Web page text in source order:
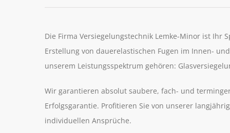
Die Firma Versiegelungstechnik Lemke-Minor ist
Erstellung von dauerelastischen Fugen im Innen-
unserem Leistungsspektrum gehören:
Wir garantieren absolut saubere, fach- und
Erfolgsgarantie. Profitieren Sie von unserer
individuellen Ansprüche.